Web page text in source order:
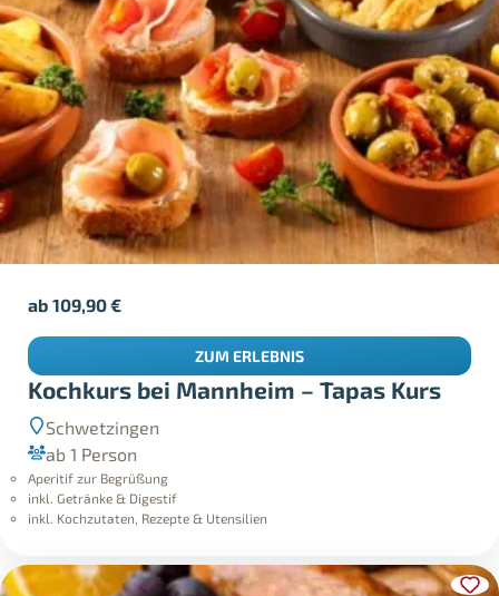
Kochkurs bei Mannheim – Tapas Kurs
Schwetzingen
ab 1 Person
Aperitif zur Begrüßung
inkl. Getränke & Digestif
inkl. Kochzutaten, Rezepte & Utensilien
ab109,90€
ZUM ERLEBNIS